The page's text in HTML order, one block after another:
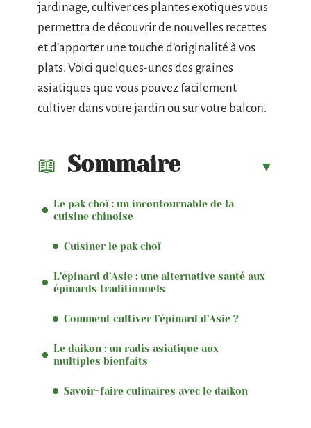
jardinage, cultiver ces plantes exotiques vous
permettra de découvrir de nouvelles recettes
et d’apporter une touche d’originalité à vos
plats. Voici quelques-unes des graines
asiatiques que vous pouvez facilement
cultiver dans votre jardin ou sur votre balcon.
Sommaire
Le pak choï : un incontournable de la
cuisine chinoise
Cuisiner le pak choï
L’épinard d’Asie : une alternative santé aux
épinards traditionnels
Comment cultiver l’épinard d’Asie ?
Le daikon : un radis asiatique aux
multiples bienfaits
Savoir-faire culinaires avec le daikon